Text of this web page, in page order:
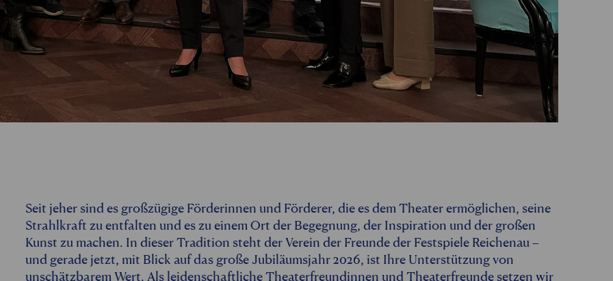
Seit jeher sind es großzügige Förderinnen und Förderer, die es dem Theater ermöglichen, seine
Strahlkraft zu entfalten und es zu einem Ort der Begegnung, der Inspiration und der großen
Kunst zu machen. In dieser Tradition steht der Verein der Freunde der Festspiele Reichenau –
und gerade jetzt, mit Blick auf das große Jubiläumsjahr 2026, ist Ihre Unterstützung von
unschätzbarem Wert. Als leidenschaftliche Theaterfreundinnen und Theaterfreunde setzen wir